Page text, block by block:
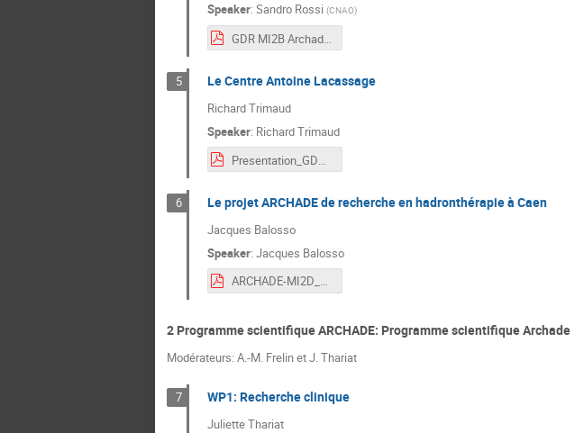
Speaker: Sandro Rossi (CNAO)
GDR MI2B Archade Sandro Rossi_Final.pdf
5 Le Centre Antoine Lacassage
Richard Trimaud
Speaker: Richard Trimaud
6 Le projet ARCHADE de recherche en hadronthérapie à Caen
Jacques Balosso
Speaker: Jacques Balosso
ARCHADE-MI2D_meeting_10-11-2020_Archade project_modifié.pdf
2 Programme scientifique ARCHADE: Programme scientifique Archade
Modérateurs: A.-M. Frelin et J. Thariat
7 WP1: Recherche clinique
Juliette Thariat